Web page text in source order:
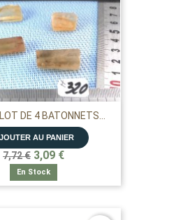
DE 4 BATONNETS...
AU PANIER
7,72 € 3,09 €
En Stock